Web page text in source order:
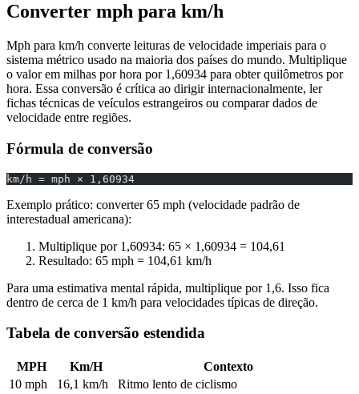
Converter mph para km/h
Mph para km/h converte leituras de velocidade imperiais para o
sistema métrico usado na maioria dos países do mundo. Multiplique
o valor em milhas por hora por 1,60934 para obter quilômetros por
hora. Essa conversão é crítica ao dirigir internacionalmente, ler
fichas técnicas de veículos estrangeiros ou comparar dados de
velocidade entre regiões.
Fórmula de conversão
km/h = mph × 1,60934
Exemplo prático: converter 65 mph (velocidade padrão de
interestadual americana):
Multiplique por 1,60934: 65 × 1,60934 = 104,61
Resultado: 65 mph = 104,61 km/h
Para uma estimativa mental rápida, multiplique por 1,6. Isso fica
dentro de cerca de 1 km/h para velocidades típicas de direção.
Tabela de conversão estendida
MPH Km/H
Contexto
10 mph
16,1 km/h
Ritmo lento de ciclismo